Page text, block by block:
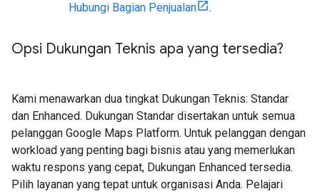
Hubungi Bagian Penjualan
.
Opsi Dukungan Teknis apa yang tersedia?
Kami menawarkan dua tingkat Dukungan Teknis: Standar
dan Enhanced. Dukungan Standar disertakan untuk semua
pelanggan Google Maps Platform. Untuk pelanggan dengan
workload yang penting bagi bisnis atau yang memerlukan
waktu respons yang cepat, Dukungan Enhanced tersedia.
Pilih layanan yang tepat untuk organisasi Anda. Pelajari